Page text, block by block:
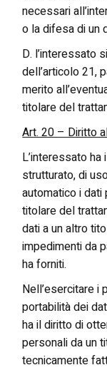
necessari
o la difesa di un
D. l’interessato
dell’articolo 21,
merito
titolare del
Art. 20 – Diritto
L’interessato
strutturato, di
automatico i dati
titolare del
dati a un altro
impedimenti da
ha forniti.
Nell’esercitare i
portabilità dei
ha il diritto di
personali da un
tecnicamente